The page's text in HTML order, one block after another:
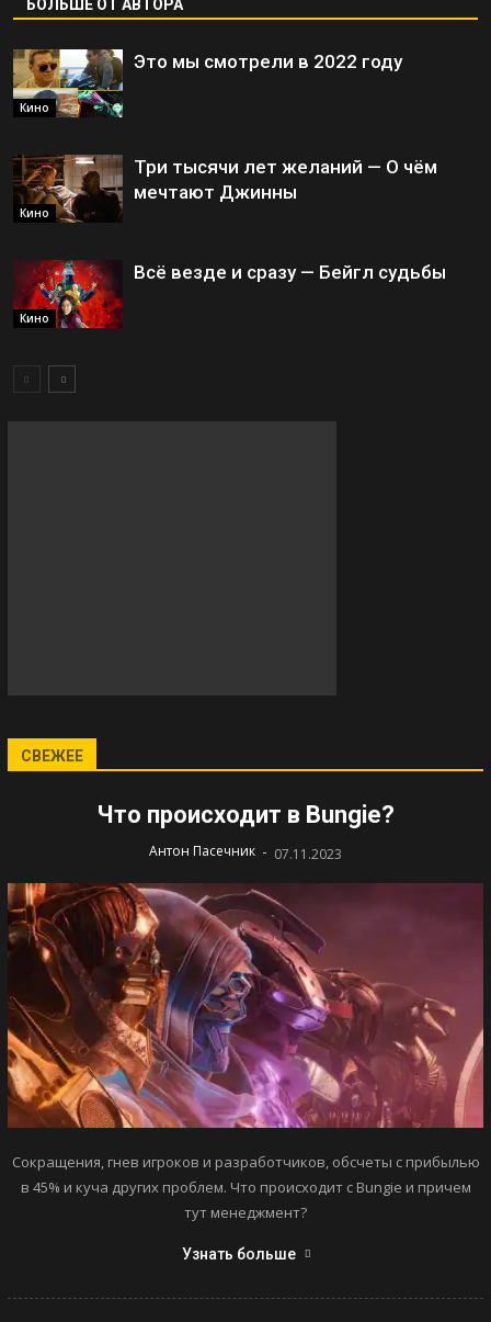
БОЛЬШЕ ОТ АВТОРА
Кино
Это мы смотрели в 2022 году
Кино
Три тысячи лет желаний — О чём
мечтают Джинны
Кино
Всё везде и сразу — Бейгл судьбы
СВЕЖЕЕ
Что происходит в Bungie?
Антон Пасечник - 07.11.2023
Сокращения, гнев игроков и разработчиков, обсчеты с прибылью
в 45% и куча других проблем. Что происходит с Bungie и причем
тут менеджмент?
Узнать больше